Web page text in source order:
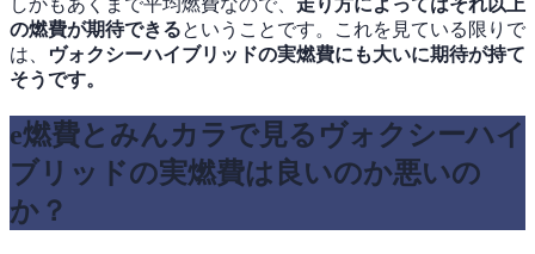
の燃費が期待できるということです。これを見ている限りで
は、
ヴォクシーハイブリッドの実燃費にも大いに期待が持て
そうです。
e燃費とみんカラで見るヴォクシーハイ
ブリッドの実燃費は良いのか悪いの
か？